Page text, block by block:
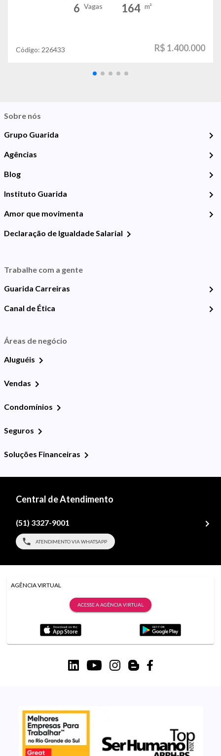
6 Vagas 164 m²
Código: 226433 R$ 1.400.000
Sobre nós
Grupo Guarida
Agências
Blog
Instituto Guarida
Amor que movimenta
Declaração de Igualdade Salarial
Trabalhe com a gente
Guarida Carreiras
Canal de Ética
Áreas de negócio
Aluguéis
Vendas
Condomínios
Seguros
Soluções Financeiras
Central de Atendimento
(51) 3327-9001
ATENDIMENTO VIA WHATSAPP
AGÊNCIA VIRTUAL
ACESSE A AGÊNCIA VIRTUAL